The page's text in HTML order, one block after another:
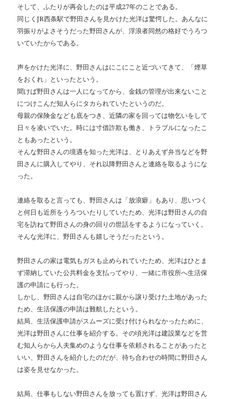
そして、ふたりが再会したのは平成27年のことである。
同じくJR西条駅で野田さんを見かけた光洋は驚愕した。あんなに
羽振りがよさそうだった野田さんが、浮浪者同然の格好でうろつ
いていたからである。
声をかけた光洋に、野田さんはにこにこと近づいてきて、「煙草
をおくれ」といったという。
聞けば野田さんは一人になってから、金銭の管理が出来ないこと
につけこんだ知人らにタカられていたというのだ。
母親の保険金なども底をつき、近隣の家を回っては物乞いをして
日々を凌いでいた。時には寸借詐欺も働き、トラブルになったこ
ともあったという。
そんな野田さんの境遇を知った光洋は、とりあえず弁当などを野
田さんに購入してやり、それ以降野田さんと連絡を取るようにな
った。
連絡を取ると言っても、野田さんは「放浪癖」もあり、思いつく
と何日も近所をうろついたりしていたため、光洋は野田さんの自
宅を訪ねて野田さんの身の回りの世話をするようになっていく。
そんな光洋に、野田さんも嬉しそうだったという。
野田さんの家は電気もガスも止められていたため、光洋はひとま
ず滞納していた公共料金を支払ってやり、一緒に市役所へ生活保
護の申請にも行った。
しかし、野田さんは自宅のほかに親から譲り受けた土地があった
ため、生活保護の申請は難航したという。
結局、生活保護申請がスムーズに受け付けられなかったために、
光洋は野田さんに仕事を紹介する。その頃光洋は建設業などを営
む知人らから人夫集めのような仕事を依頼されることがあったと
いい、野田さんを紹介したのだが、待ち合わせの時間に野田さん
は姿を見せなかった。
結局、仕事もしない野田さんを放っても置けず、光洋は野田さん